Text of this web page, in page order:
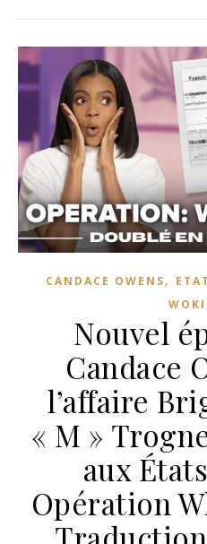
CANDACE OWENS,
Nouvel
Candace
l’affaire
« M »
aux
Opération